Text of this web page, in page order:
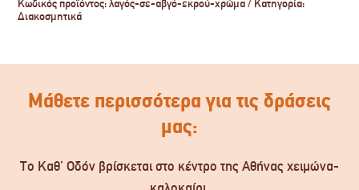
Κωδικός προϊόντος:λαγός-σε-αβγό-εκρού-χρώμα
Κατηγορία:
Διακοσμητικά
Μάθετε περισσότερα για τις δράσεις
μας:
Το Καθ’ Οδόν βρίσκεται στο κέντρο της Αθήνας χειμώνα-